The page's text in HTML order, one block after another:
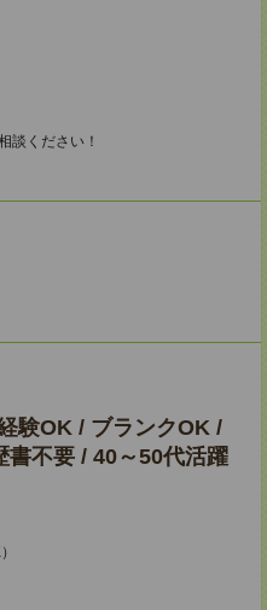
談ください！
験OK / ブランクOK /
書不要 / 40～50代活躍